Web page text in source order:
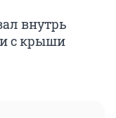
внутрь
с крыши